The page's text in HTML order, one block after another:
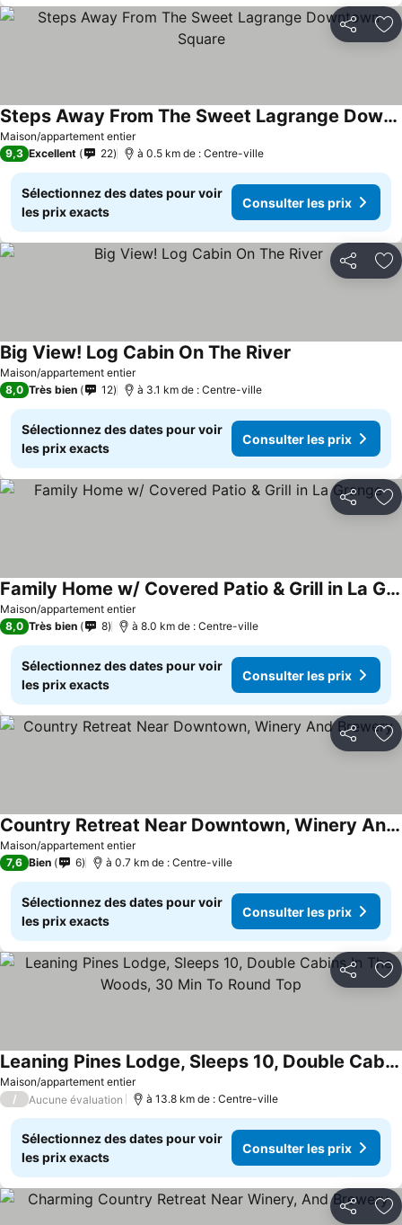
Partager
Maison/appartement entier
Steps Away From The Sweet Lagrange Downtown Square
Consulter les prix
9,3 Excellent 22 à 0.5 km de : Centre-ville
Sélectionnez des dates pour voir
les prix exacts
Consulter les prix
Partager
Maison/appartement entier
Big View! Log Cabin On The River
8,0 Très bien 12 à 3.1 km de : Centre-ville
Sélectionnez des dates pour voir
les prix exacts
Consulter les prix
Partager
Maison/appartement entier
Family Home w/ Covered Patio & Grill in La Grange
Consulter les prix
8,0 Très bien 8 à 8.0 km de : Centre-ville
Sélectionnez des dates pour voir
les prix exacts
Consulter les prix
Partager
Maison/appartement entier
Country Retreat Near Downtown, Winery And Brewery
Consulter les prix
7,6 Bien 6 à 0.7 km de : Centre-ville
Sélectionnez des dates pour voir
les prix exacts
Consulter les prix
Partager
Maison/appartement entier
Leaning Pines Lodge, Sleeps 10, Double Cabins In The Woods, 30 Min To Round Top
Consulter les prix
/ Aucune évaluation à 13.8 km de : Centre-ville
Sélectionnez des dates pour voir
les prix exacts
Consulter les prix
Partager